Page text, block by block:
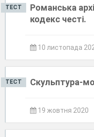
ТЕСТ
Романська
кодекс честі.
10 листопада
ТЕСТ Скульптура-
19 жовтня 2020